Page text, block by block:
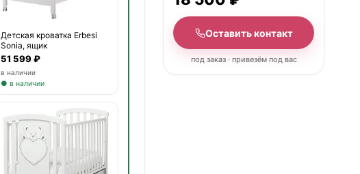
Детская кроватка Erbesi
Sonia, ящик
51 599 ₽
в наличии
● в наличии
Оставить контакт
под заказ · привезём под вас